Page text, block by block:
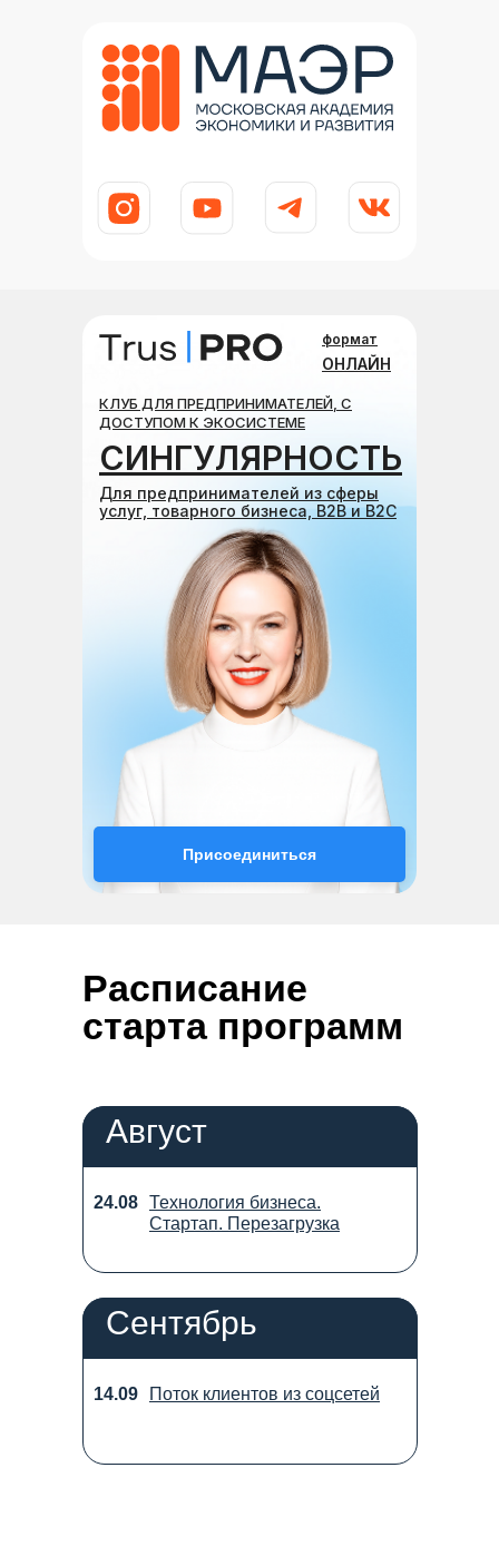
ОНЛАЙН
формат
КЛУБ ДЛЯ ПРЕДПРИНИМАТЕЛЕЙ, С
ДОСТУПОМ К ЭКОСИСТЕМЕ
СИНГУЛЯРНОСТЬ
Для предпринимателей из сферы
услуг, товарного бизнеса, B2B и B2C
Присоединиться
Расписание
старта программ
24.08 Технология бизнеса.
Стартап. Перезагрузка
Август
14.09 Поток клиентов из соцсетей
Сентябрь